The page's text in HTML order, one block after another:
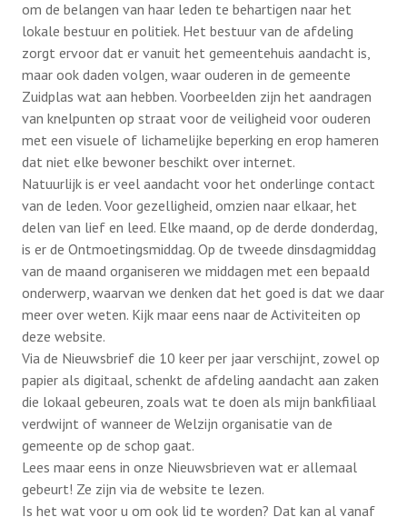
Lid worden
om de belangen van haar leden te behartigen naar het
lokale bestuur en politiek. Het bestuur van de afdeling
zorgt ervoor dat er vanuit het gemeentehuis aandacht is,
maar ook daden volgen, waar ouderen in de gemeente
Zuidplas wat aan hebben. Voorbeelden zijn het aandragen
van knelpunten op straat voor de veiligheid voor ouderen
met een visuele of lichamelijke beperking en erop hameren
dat niet elke bewoner beschikt over internet.
Natuurlijk is er veel aandacht voor het onderlinge contact
van de leden. Voor gezelligheid, omzien naar elkaar, het
delen van lief en leed. Elke maand, op de derde donderdag,
is er de Ontmoetingsmiddag. Op de tweede dinsdagmiddag
van de maand organiseren we middagen met een bepaald
onderwerp, waarvan we denken dat het goed is dat we daar
meer over weten. Kijk maar eens naar de Activiteiten op
deze website.
Via de Nieuwsbrief die 10 keer per jaar verschijnt, zowel op
papier als digitaal, schenkt de afdeling aandacht aan zaken
die lokaal gebeuren, zoals wat te doen als mijn bankfiliaal
verdwijnt of wanneer de Welzijn organisatie van de
gemeente op de schop gaat.
Lees maar eens in onze Nieuwsbrieven wat er allemaal
gebeurt! Ze zijn via de website te lezen.
Is het wat voor u om ook lid te worden? Dat kan al vanaf